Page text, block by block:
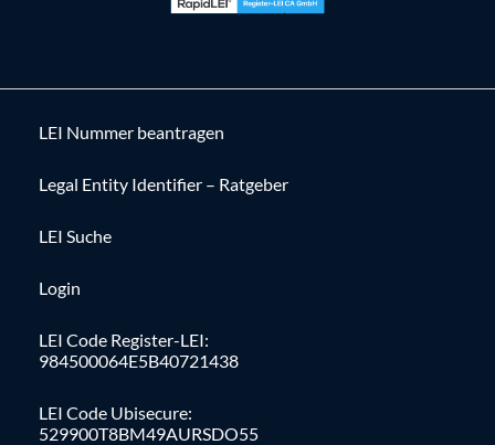
LEI Nummer beantragen
Legal Entity Identifier – Ratgeber
LEI Suche
Login
LEI Code Register-LEI:
984500064E5B40721438
LEI Code Ubisecure:
529900T8BM49AURSDO55